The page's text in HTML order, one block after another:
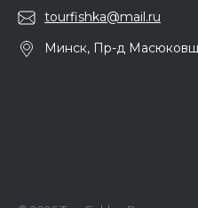
tourfishka@mail.ru
Минск, Пр-д